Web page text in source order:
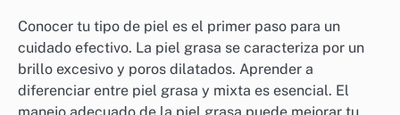
Conocer tu tipo de piel es el primer paso para un
cuidado efectivo. La piel grasa se caracteriza por un
brillo excesivo y poros dilatados. Aprender a
diferenciar entre piel grasa y mixta es esencial. El